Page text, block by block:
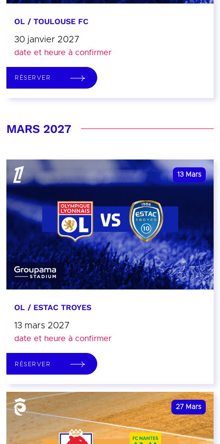
OL / TOULOUSE FC
30 janvier 2027
date et heure à confirmer
RÉSERVER
MARS 2027
13 Mars
OL / ESTAC TROYES
13 mars 2027
date et heure à confirmer
RÉSERVER
27 Mars